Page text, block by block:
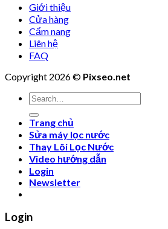
Giới thiệu
Cửa hàng
Cẩm nang
Liên hệ
FAQ
Copyright 2026 © Pixseo.net
Search
for:
Trang chủ
Sửa máy lọc nước
Thay Lõi Lọc Nước
Video hướng dẫn
Login
Newsletter
Login